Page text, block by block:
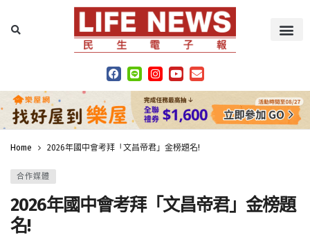
Home 2026年國中會考拜「文昌帝君」金榜題名!
合作媒體
2026年國中會考拜「文昌帝君」金榜題
名!